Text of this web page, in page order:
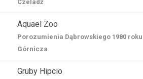
Czeladź
Aquael Zoo
Porozumienia Dąbrowskiego 1980 roku
Górnicza
Gruby Hipcio